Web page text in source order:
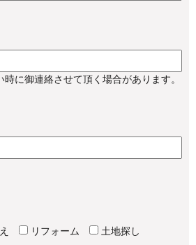
に御連絡させて頂く場合があります。
リフォーム
土地探し